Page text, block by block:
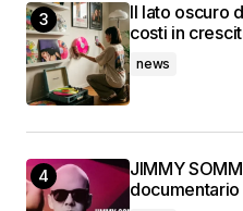
Il lato oscuro
costi in
news
JIMMY
documentario